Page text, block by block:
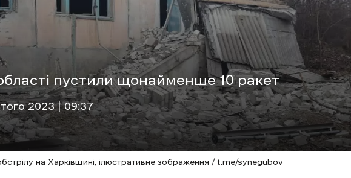
пустили щонайменше 10 ракет
2023 | 09:37
на Харківщині, ілюстративне зображення / t.me/synegubov